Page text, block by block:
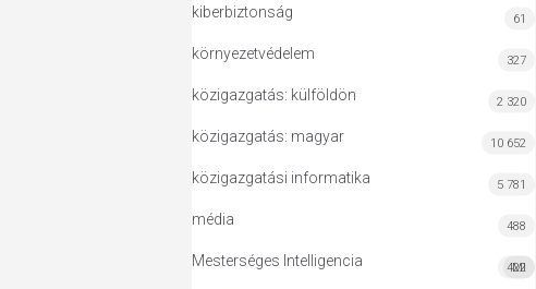
kiberbiztonság 61
környezetvédelem 327
közigazgatás: külföldön 2 320
közigazgatás: magyar 10 652
közigazgatási informatika 5 781
média 488
Mesterséges Intelligencia MI
422